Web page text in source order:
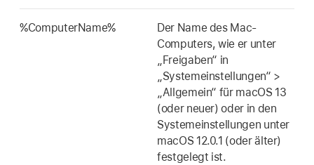
%ComputerName%
Der Name des Mac-
Computers, wie er unter
„Freigaben“ in
„Systemeinstellungen“ >
„Allgemein“ für macOS 13
(oder neuer) oder in den
Systemeinstellungen unter
macOS 12.0.1 (oder älter)
festgelegt ist.